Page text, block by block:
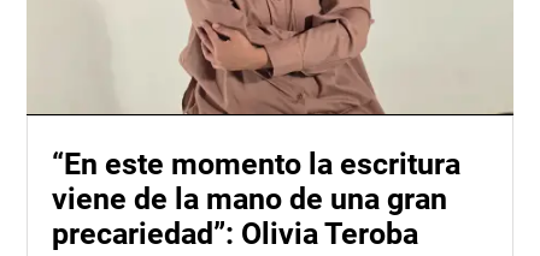
“En este momento la escritura
viene de la mano de una gran
precariedad”: Olivia Teroba